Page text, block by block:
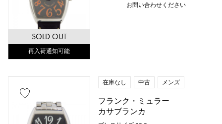
SOLD OUT
再入荷通知可能
お問い合わせください
在庫なし 中古 メンズ
フランク・ミュラー
カサブランカ